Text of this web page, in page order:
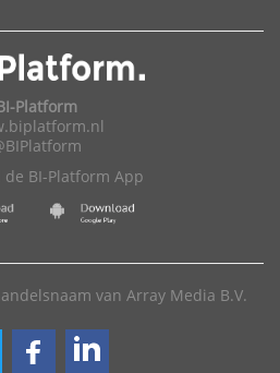
Platform
de BI-Platform App
van Array Media B.V.